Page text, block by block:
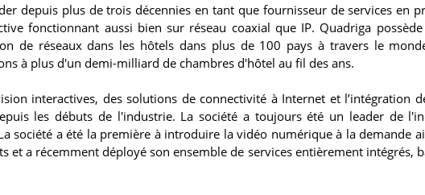
depuis plus de trois décennies en tant que fournisseur de services en
fonctionnant aussi bien sur réseau coaxial que IP. Quadriga
de réseaux dans les hôtels dans plus de 100 pays à travers le
à plus d'un demi-milliard de chambres d'hôtel au fil des ans.
interactives, des solutions de connectivité à Internet et l’intégration
les débuts de l'industrie. La société a toujours été un leader de
société a été la première à introduire la vidéo numérique à la demande
et a récemment déployé son ensemble de services entièrement intégrés,